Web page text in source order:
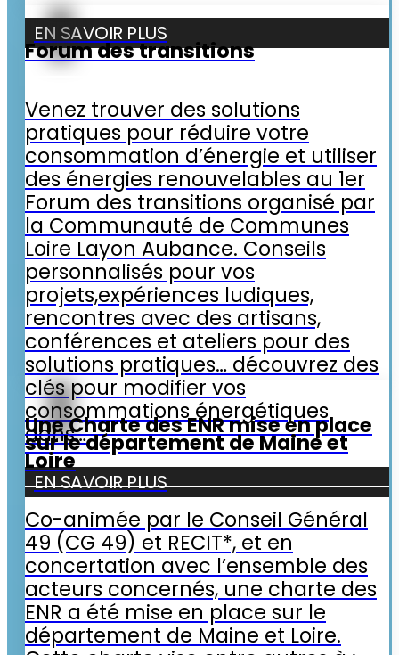
EN SAVOIR PLUS
Forum des transitions
Venez trouver des solutions
pratiques pour réduire votre
consommation d’énergie et utiliser
des énergies renouvelables au 1er
Forum des transitions organisé par
la Communauté de Communes
Loire Layon Aubance. Conseils
personnalisés pour vos
projets,expériences ludiques,
rencontres avec des artisans,
conférences et ateliers pour des
solutions pratiques… découvrez des
clés pour modifier vos
consommations énergétiques
dans…
EN SAVOIR PLUS
Une Charte des ENR mise en place
sur le département de Maine et
Loire
Co-animée par le Conseil Général
49 (CG 49) et RECIT*, et en
concertation avec l’ensemble des
acteurs concernés, une charte des
ENR a été mise en place sur le
département de Maine et Loire.